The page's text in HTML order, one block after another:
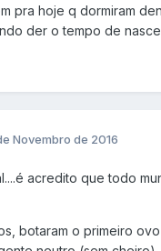
pra hoje q dormiram
der o tempo de
Novembro de 2016
acredito que todo
botaram o primeiro